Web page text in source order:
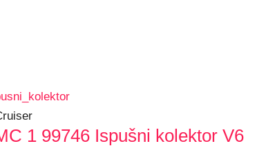
1 99746 Ispušni kolektor V6